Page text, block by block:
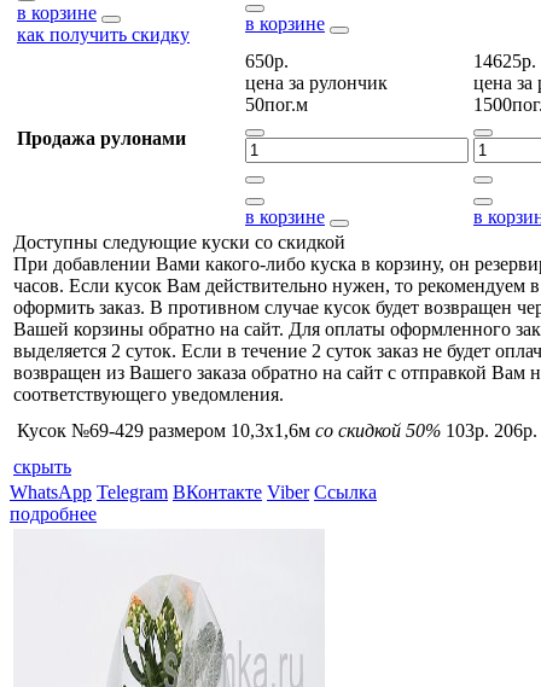
в корзине
как получить скидку
в корзине
Продажа рулонами
650р.
цена за рулончик
50пог.м
в корзине
14625р.
цена за
в
Доступны следующие куски со скидкой
При добавлении Вами какого-либо куска в корзину, он
часов. Если кусок Вам действительно нужен, то рекомендуем
оформить заказ. В противном случае кусок будет возвращен
Вашей корзины обратно на сайт. Для оплаты оформленного
выделяется 2 суток. Если в течение 2 суток заказ не будет
возвращен из Вашего заказа обратно на сайт с отправкой Вам
соответствующего уведомления.
Кусок №69-429 размером 10,3x1,6м со скидкой 50% 103р. 206р.
скрыть
WhatsApp Telegram ВКонтакте Viber Ссылка
подробнее